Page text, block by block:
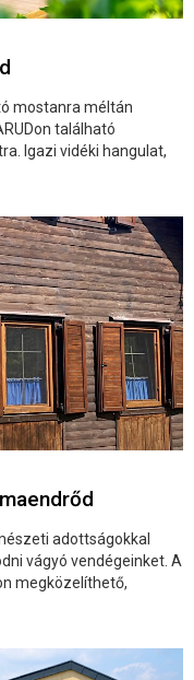
mostanra méltán
található
Igazi vidéki hangulat,
adottságokkal
vágyó vendégeinket. A
megközelíthető,